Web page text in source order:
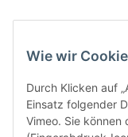
Wendeplatte Spirit
Serie
139,00 CHF*
Wie wir
Durch Klicken auf
Einsatz folgender
Vimeo. Sie können